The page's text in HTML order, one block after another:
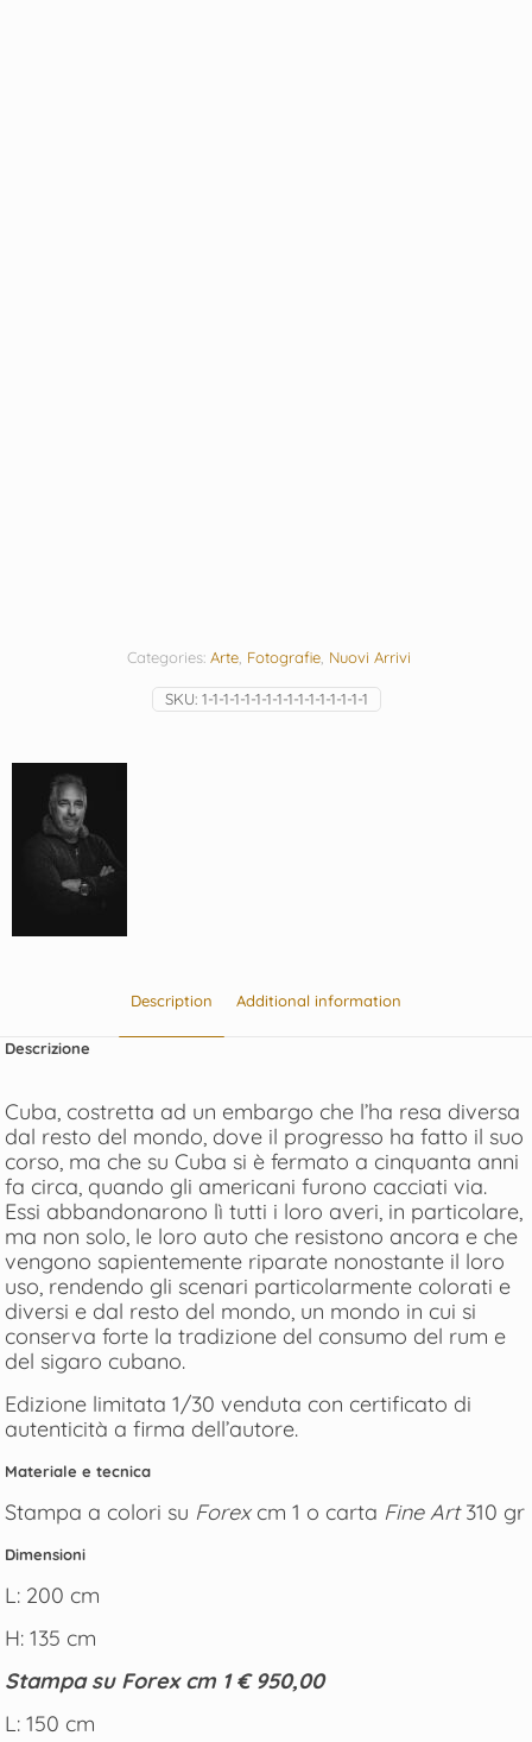
SKU: 1-1-1-1-1-1-1-1-1-1-1-1-1-1-1-1
Categories: Arte Fotografie Nuovi Arrivi
Description Additional information
Descrizione
Cuba, costretta ad un embargo che l’ha resa diversa
dal resto del mondo, dove il progresso ha fatto il suo
corso, ma che su Cuba si è fermato a cinquanta anni
fa circa, quando gli americani furono cacciati via.
Essi abbandonarono lì tutti i loro averi, in particolare,
ma non solo, le loro auto che resistono ancora e che
vengono sapientemente riparate nonostante il loro
uso, rendendo gli scenari particolarmente colorati e
diversi e dal resto del mondo, un mondo in cui si
conserva forte la tradizione del consumo del rum e
del sigaro cubano.
Edizione limitata 1/30 venduta con certificato di
autenticità a firma dell’autore.
Materiale e tecnica
Stampa a colori su Forexcm 1 o carta Fine Art310 gr
Dimensioni
L: 200 cm
H: 135 cm
Stampa su Forexcm 1 € 950,00
L: 150 cm